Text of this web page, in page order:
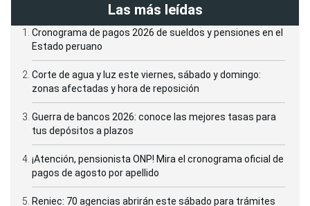
Las más leídas
Cronograma de pagos 2026 de sueldos y pensiones en el
Estado peruano
Corte de agua y luz este viernes, sábado y domingo:
zonas afectadas y hora de reposición
Guerra de bancos 2026: conoce las mejores tasas para
tus depósitos a plazos
¡Atención, pensionista ONP! Mira el cronograma oficial de
pagos de agosto por apellido
Reniec: 70 agencias abrirán este sábado para trámites